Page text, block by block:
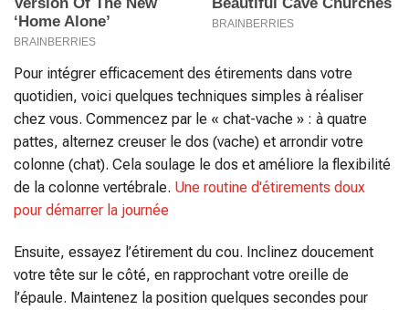
Pour intégrer efficacement des étirements dans votre
quotidien, voici quelques techniques simples à réaliser
chez vous. Commencez par le « chat-vache » : à quatre
pattes, alternez creuser le dos (vache) et arrondir votre
colonne (chat). Cela soulage le dos et améliore la flexibilité
de la colonne vertébrale. Une routine d'étirements doux
pour démarrer la journée
Ensuite, essayez l’étirement du cou. Inclinez doucement
votre tête sur le côté, en rapprochant votre oreille de
l’épaule. Maintenez la position quelques secondes pour